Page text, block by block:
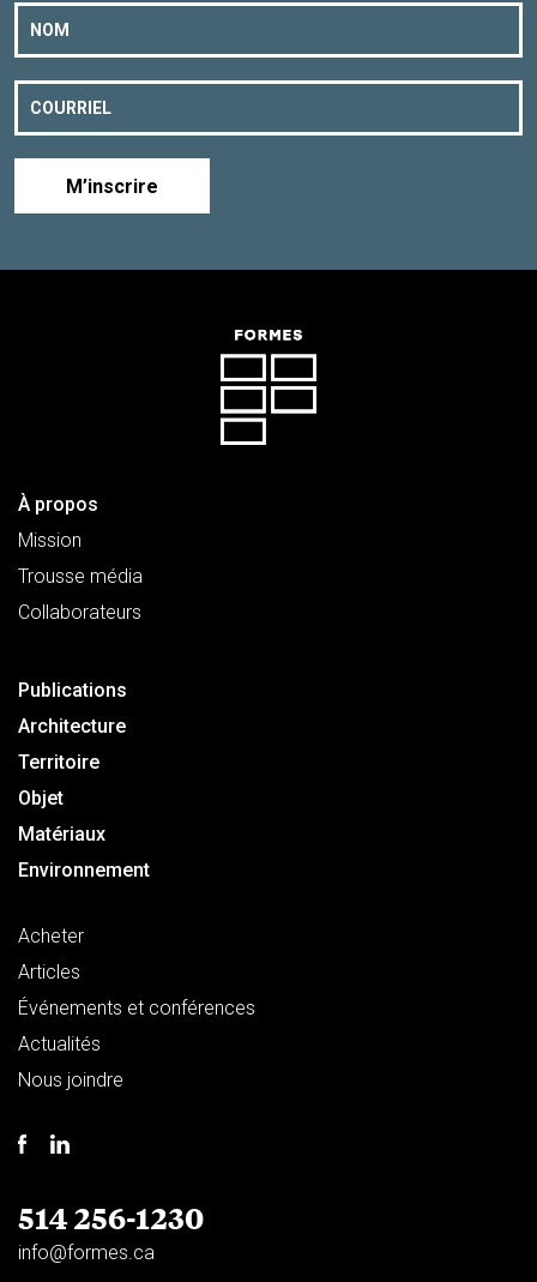
M’inscrire
À propos
Mission
Trousse média
Collaborateurs
Publications
Architecture
Territoire
Objet
Matériaux
Environnement
Acheter
Articles
Événements et conférences
Actualités
Nous joindre
514 256-1230
info@formes.ca